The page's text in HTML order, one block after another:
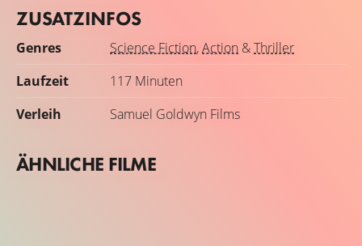
ZUSATZINFOS
Genres Science Fiction,Action &Thriller
Laufzeit
117 Minuten
Verleih
Samuel Goldwyn Films
ÄHNLICHE FILME